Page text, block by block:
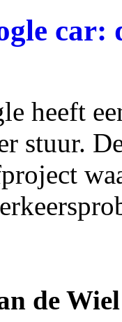
car:
heeft
stuur.
de Wiel